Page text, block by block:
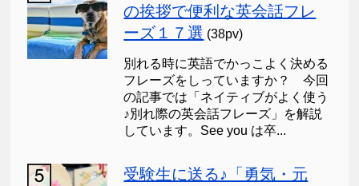
の挨拶で便利な英会話フレ
ーズ１７選 (38pv)
別れる時に英語でかっこよく決める
フレーズをしっていますか？ 今回
の記事では「ネイティブがよく使う
♪別れ際の英会話フレーズ」を解説
しています。See you は卒...
受験生に送る♪「勇気・元